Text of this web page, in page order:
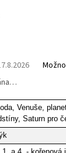
Venuše,
Saturn pro